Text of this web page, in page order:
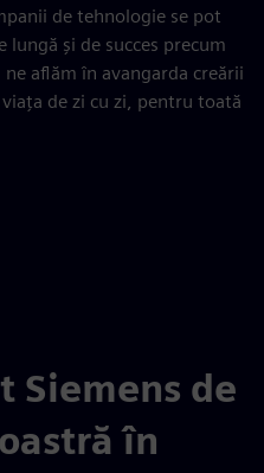
de tehnologie se pot
și de succes precum
aflăm în avangarda creării
de zi cu zi, pentru toată
Siemens de
în